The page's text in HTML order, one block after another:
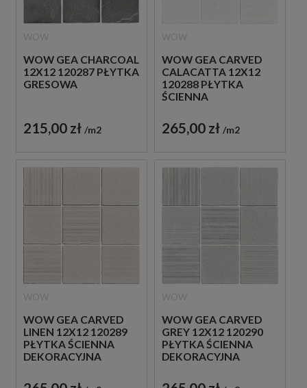
WOW GEA CHARCOAL
12X12 120287 PŁYTKA
GRESOWA
215,00 zł m2
WOW GEA CARVED
CALACATTA 12X12
120288 PŁYTKA
ŚCIENNA
265,00 zł m2
WOW GEA CARVED
LINEN 12X12 120289
PŁYTKA ŚCIENNA
DEKORACYJNA
WOW GEA CARVED
GREY 12X12 120290
PŁYTKA ŚCIENNA
DEKORACYJNA